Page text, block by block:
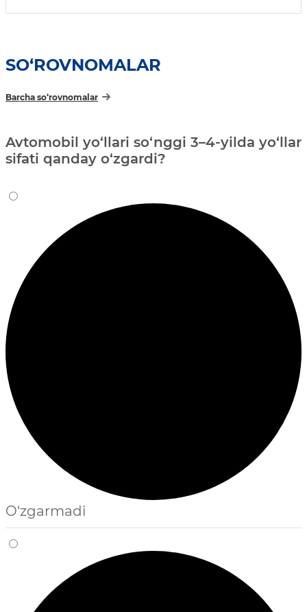
haqida”gi qarorga o‘zgartirishlar va
SO‘ROVNOMALAR
Barcha so‘rovnomalar
Avtomobil yo‘llari so‘nggi 3–4-yilda yo‘llar
sifati qanday o‘zgardi?
O‘zgarmadi